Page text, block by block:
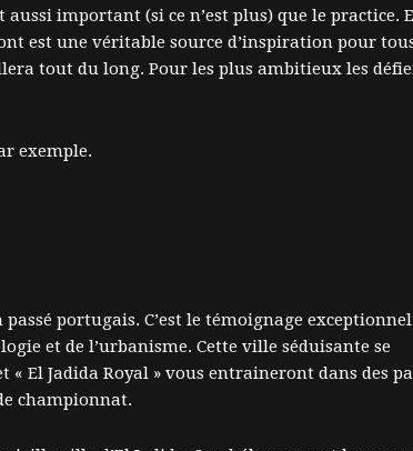
important (si ce n’est plus) que le practice.
est une véritable source d’inspiration pour
tout du long. Pour les plus ambitieux les
exemple.
portugais. C’est le témoignage
et de l’urbanisme. Cette ville séduisante se
« El Jadida Royal » vous entraineront dans des
championnat.